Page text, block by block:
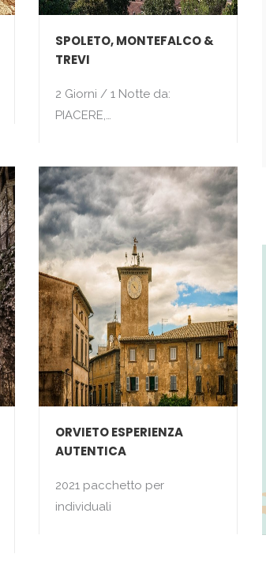
SPOLETO, MONTEFALCO &
TREVI
2 Giorni / 1 Notte da:
PIACERE,…
ORVIETO ESPERIENZA
AUTENTICA
2021 pacchetto per
individuali